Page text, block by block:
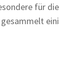
für